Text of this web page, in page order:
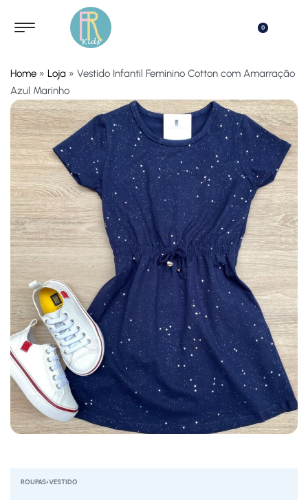
0
Home » Loja » Vestido Infantil Feminino Cotton com Amarração
Azul Marinho
ROUPAS›VESTIDO